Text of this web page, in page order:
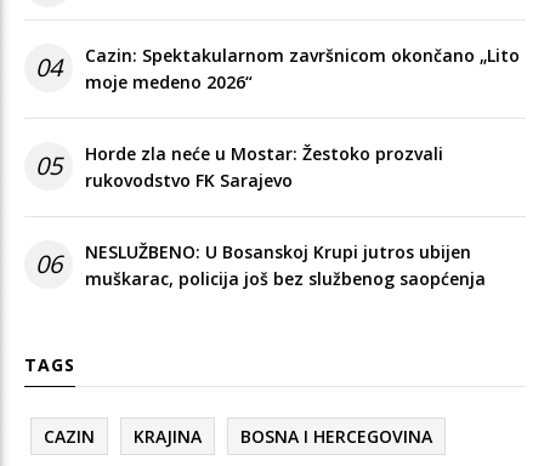
04
Cazin: Spektakularnom završnicom okončano „Lito
moje medeno 2026“
05
Horde zla neće u Mostar: Žestoko prozvali
rukovodstvo FK Sarajevo
06
NESLUŽBENO: U Bosanskoj Krupi jutros ubijen
muškarac, policija još bez službenog saopćenja
TAGS
CAZIN KRAJINA BOSNA I HERCEGOVINA